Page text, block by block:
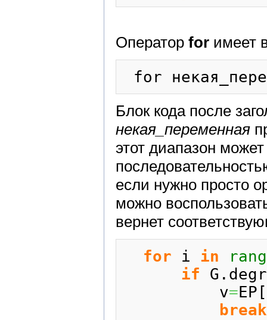
Оператор for имеет
Блок кода после
некая_переменная
этот диапазон
если нужно просто
можно
вернет
for i in
if G.
          v
=EP [
break